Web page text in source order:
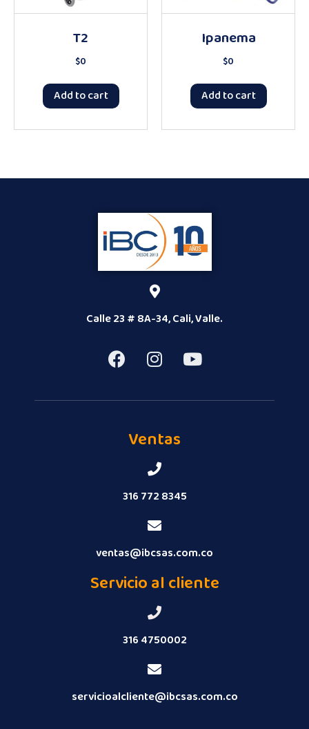
T2
$0
Add to cart
Ipanema
$0
Add to cart
Calle 23 # 8A-34, Cali, Valle.
Ventas
316 772 8345
ventas@ibcsas.com.co
Servicio al cliente
316 4750002
servicioalcliente@ibcsas.com.co